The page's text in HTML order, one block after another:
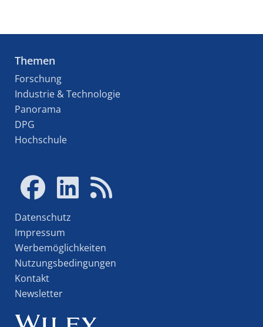
Themen
Forschung
Industrie & Technologie
Panorama
DPG
Hochschule
Datenschutz
Impressum
Werbemöglichkeiten
Nutzungsbedingungen
Kontakt
Newsletter